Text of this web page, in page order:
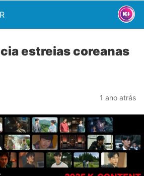
estreias coreanas
1 ano atrás